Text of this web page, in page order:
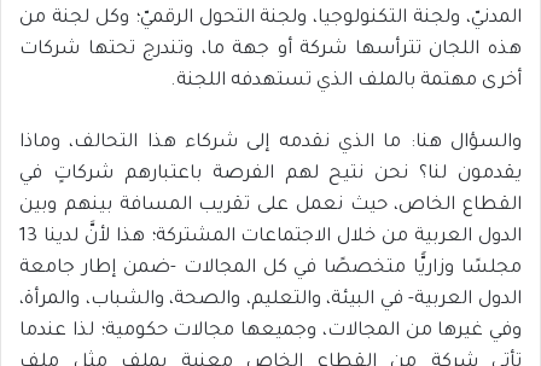
المدنيّ، ولجنة التكنولوجيا، ولجنة التحول الرقميّ؛ وكل لجنة من
هذه اللجان تترأسها شركة أو جهة ما، وتندرج تحتها شركات
أخرى مهتمة بالملف الذي تستهدفه اللجنة.
والسؤال هنا: ما الذي نقدمه إلى شركاء هذا التحالف، وماذا
يقدمون لنا؟ نحن نتيح لهم الفرصة باعتبارهم شركاتٍ في
القطاع الخاص، حيث نعمل على تقريب المسافة بينهم وبين
الدول العربية من خلال الاجتماعات المشتركة؛ هذا لأنَّ لدينا 13
مجلسًا وزاريًّا متخصصًا في كل المجالات -ضمن إطار جامعة
الدول العربية- في البيئة، والتعليم، والصحة، والشباب، والمرأة،
وفي غيرها من المجالات، وجميعها مجالات حكومية؛ لذا عندما